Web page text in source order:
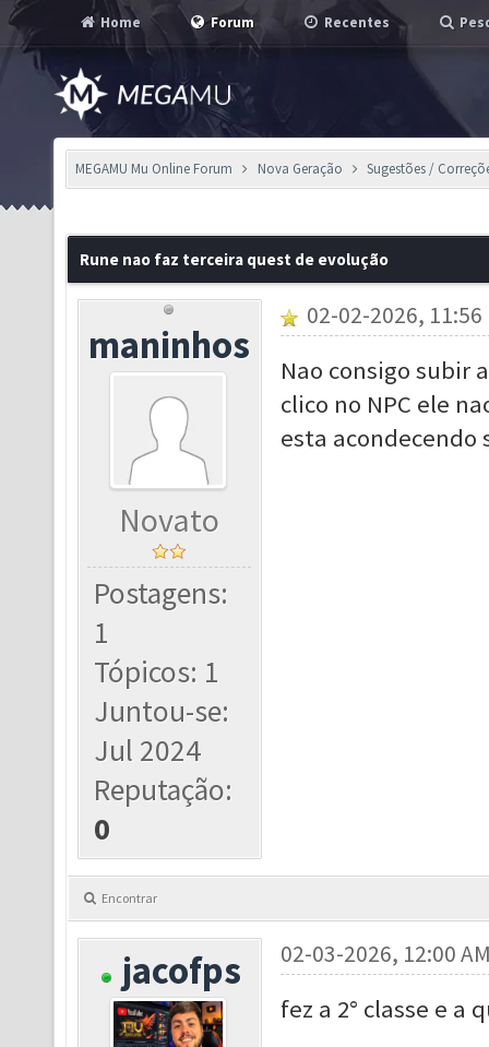
Home Forum Recentes
MEGAMU Mu Online Forum Nova Geração Sugestões /
Rune nao faz terceira quest de evolução
maninhos
Novato
Postagens:
1
Tópicos: 1
Juntou-se:
Jul 2024
Reputação:
0
02-02-2026, 11:56
Nao consigo subir
clico no NPC ele
esta acondecendo
Encontrar
jacofps 02-03-2026, 12:00
fez a 2° classe e a